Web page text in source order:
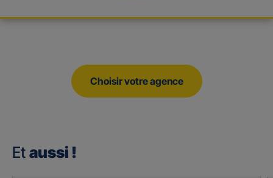
Choisir votre agence
Et aussi !